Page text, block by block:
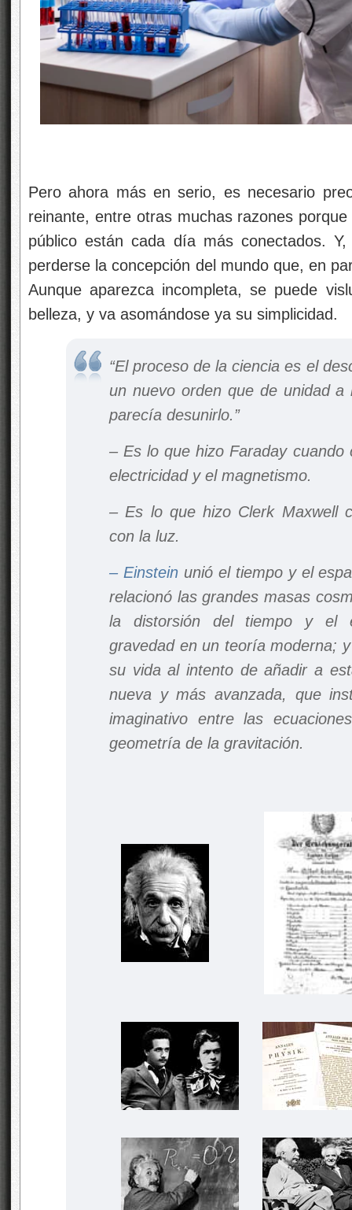
Pero ahora más en serio, es necesario
reinante, entre otras muchas razones
público están cada día más conectados.
perderse la concepción del mundo que, en
Aunque aparezca incompleta, se puede
belleza, y va asomándose ya su simplicidad.
“El proceso de la ciencia es el
un nuevo orden que de unidad
parecía desunirlo.”
– Es lo que hizo Faraday
electricidad y el magnetismo.
– Es lo que hizo Clerk Maxwell
con la luz.
– Einsteinunió el tiempo y el
relacionó las grandes masas
la distorsión del tiempo y el
gravedad en un teoría moderna;
su vida al intento de añadir a
nueva y más avanzada, que
imaginativo entre las
geometría de la gravitación.